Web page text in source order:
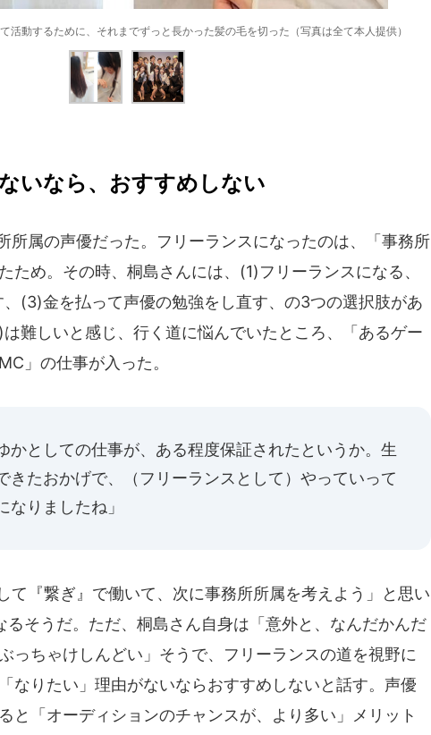
活動するために、それまでずっと長かった髪の毛を切った（写真は全て本人提供）
いなら、おすすめしない
所属の声優だった。フリーランスになったのは、「事務所
ため。その時、桐島さんには、(1)フリーランスになる、
(3)金を払って声優の勉強をし直す、の3つの選択肢があ
難しいと感じ、行く道に悩んでいたところ、「あるゲー
」の仕事が入った。
かとしての仕事が、ある程度保証されたというか。生
きたおかげで、（フリーランスとして）やっていって
なりましたね」
て『繋ぎ』で働いて、次に事務所所属を考えよう」と思い
るそうだ。ただ、桐島さん自身は「意外と、なんだかんだ
っちゃけしんどい」そうで、フリーランスの道を視野に
なりたい」理由がないならおすすめしないと話す。声優
と「オーディションのチャンスが、より多い」メリット